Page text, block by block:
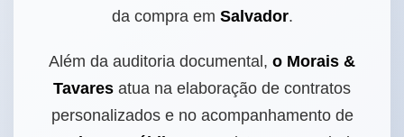
da compra em Salvador.
Além da auditoria documental, o Morais &
Tavares atua na elaboração de contratos
personalizados e no acompanhamento de